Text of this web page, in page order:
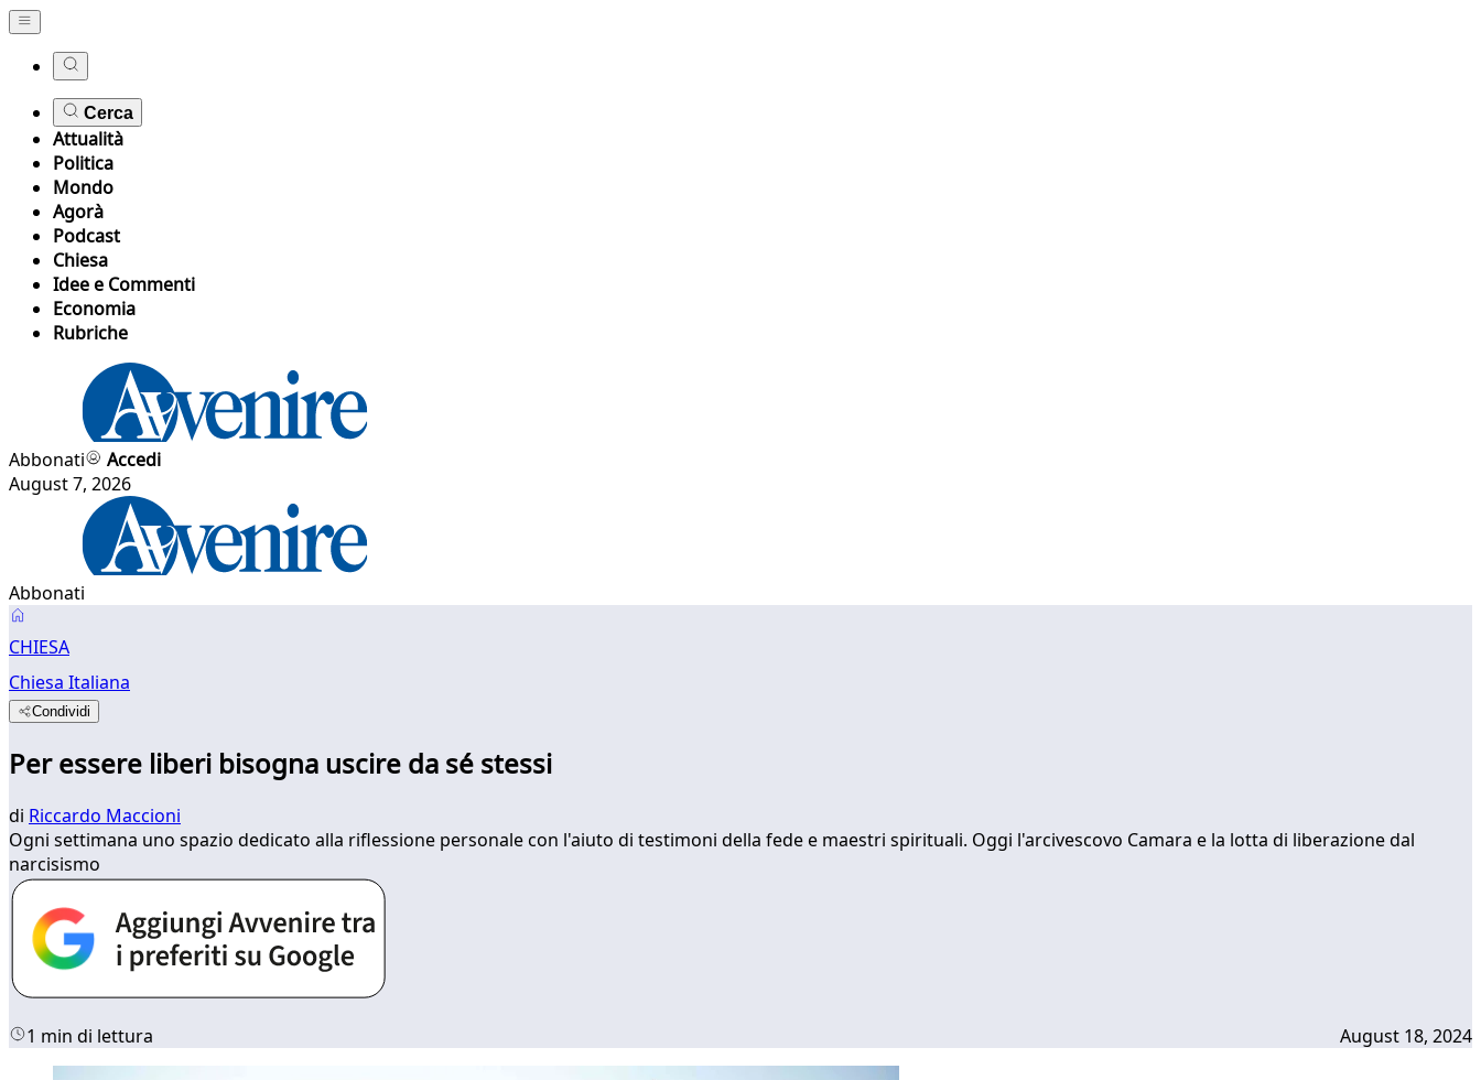
Cerca
Attualità
Politica
Mondo
Agorà
Podcast
Chiesa
Idee e Commenti
Economia
Rubriche
Abbonati
Accedi
August 7, 2026
Abbonati
CHIESA
Chiesa Italiana
Condividi
Per essere liberi bisogna uscire da sé stessi
di Riccardo Maccioni
Ogni settimana uno spazio dedicato alla riflessione personale con l'aiuto di testimoni della fede e maestri spirituali. Oggi l'arcivescovo Camara e la lotta di liberazione dal
narcisismo
1 min di lettura August 18, 2024